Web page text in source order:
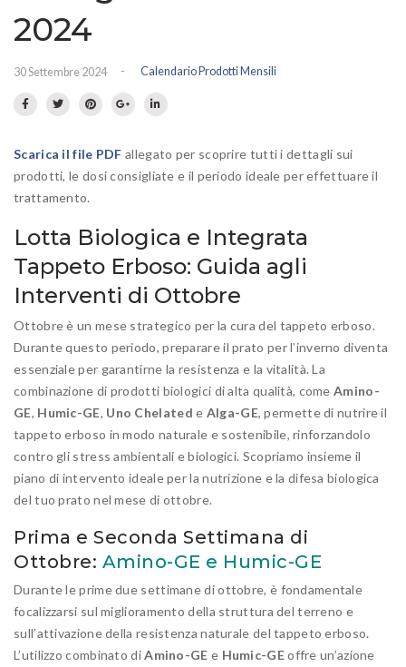
Prato fiorito
Paesaggio
Ornamentali
Speciali
Ripopolazione insetti
Idrosemina
RICHIEDI INFORMAZIONI
2024
30 Settembre 2024 - Calendario Prodotti Mensili
Scarica il file PDF allegato per scoprire tutti i dettagli sui
prodotti, le dosi consigliate e il periodo ideale per effettuare il
trattamento.
Lotta Biologica e Integrata
Tappeto Erboso: Guida agli
Interventi di Ottobre
Ottobre è un mese strategico per la cura del tappeto erboso.
Durante questo periodo, preparare il prato per l’inverno diventa
essenziale per garantirne la resistenza e la vitalità. La
combinazione di prodotti biologici di alta qualità, comeAmino-
GE, Humic-GE, Uno Chelated e Alga-GE, permette di nutrire il
tappeto erboso in modo naturale e sostenibile, rinforzandolo
contro gli stress ambientali e biologici. Scopriamo insieme il
piano di intervento ideale per la nutrizione e la difesa biologica
del tuo prato nel mese di ottobre.
Prima e Seconda Settimana di
Ottobre: Amino-GE e Humic-GE
Durante le prime due settimane di ottobre, è fondamentale
focalizzarsi sul miglioramento della struttura del terreno e
sull’attivazione della resistenza naturale del tappeto erboso.
L’utilizzo combinato diAmino-GE e Humic-GEoffre un’azione